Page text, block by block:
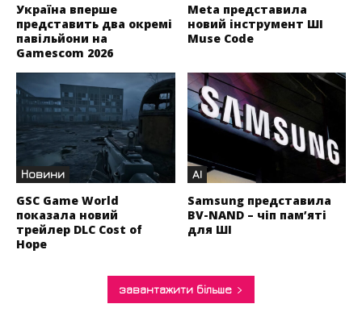
Україна вперше
представить два окремі
павільйони на
Gamescom 2026
Meta представила
новий інструмент ШІ
Muse Code
Новини
GSC Game World
показала новий
трейлер DLC Cost of
Hope
AI
Samsung представила
BV-NAND – чіп пам’яті
для ШІ
завантажити більше